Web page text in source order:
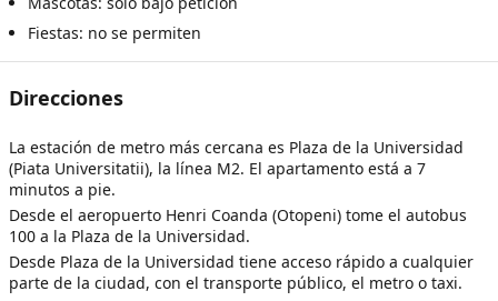
Fiestas: no se permiten
Direcciones
La estación de metro más cercana es Plaza de la Universidad
(Piata Universitatii), la línea M2. El apartamento está a 7
minutos a pie.
Desde el aeropuerto Henri Coanda (Otopeni) tome el autobus
100 a la Plaza de la Universidad.
Desde Plaza de la Universidad tiene acceso rápido a cualquier
parte de la ciudad, con el transporte público, el metro o taxi.